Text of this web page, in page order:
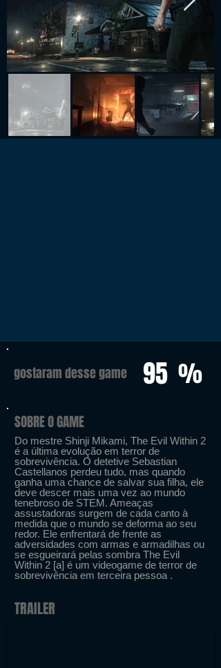
gostaram desse game 95 %
SOBRE O GAME
Do mestre Shinji Mikami, The Evil Within 2
é a última evolução em terror de
sobrevivência. O detetive Sebastian
Castellanos perdeu tudo, mas quando
ganha uma chance de salvar sua filha, ele
deve descer mais uma vez ao mundo
tenebroso de STEM. Ameaças
assustadoras surgem de cada canto à
medida que o mundo se deforma ao seu
redor. Ele enfrentará de frente as
adversidades com armas e armadilhas ou
se esgueirará pelas sombra The Evil
Within 2 [a] é um videogame de terror de
sobrevivência em terceira pessoa .
TRAILER